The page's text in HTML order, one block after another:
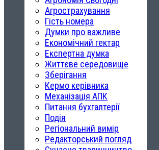
Агрострахування
Гість номера
Думки про важливе
Економічний гектар
Експертна думка
Життєве середовище
Зберігання
Кермо керівника
Механізація АПК
Питання бухгалтерії
Подія
Регіональний вимір
Редакторський погляд